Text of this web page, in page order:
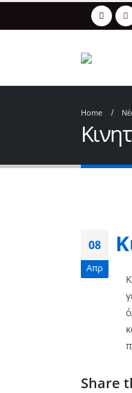
Home
08
Απρ
Share